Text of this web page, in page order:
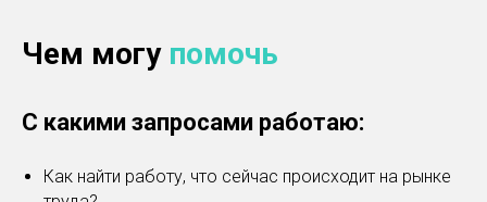
Чем могу помочь
С какими запросами работаю:
Как найти работу, что сейчас происходит на рынке